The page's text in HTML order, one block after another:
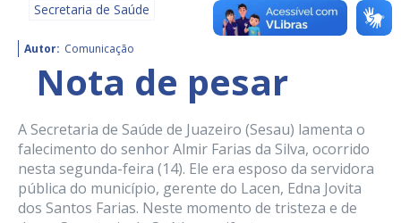
Secretaria de Saúde
Autor: Comunicação
Nota de pesar
A Secretaria de Saúde de Juazeiro (Sesau) lamenta o
falecimento do senhor Almir Farias da Silva, ocorrido
nesta segunda-feira (14). Ele era esposo da servidora
pública do município, gerente do Lacen, Edna Jovita
dos Santos Farias. Neste momento de tristeza e de